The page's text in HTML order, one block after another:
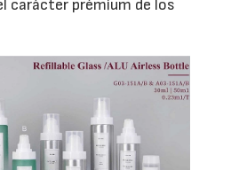
carácter prémium de los